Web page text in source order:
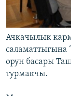
Ачкачылык
саламаттыгына
орун басары
турмакчы.